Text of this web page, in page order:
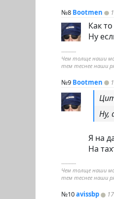
№8 Bootmen
Как
Ну
----------
Чем толще наши
тем теснее наши
№9 Bootmen
Ну,
Я на
На
----------
Чем толще наши
тем теснее наши
№10avissbp